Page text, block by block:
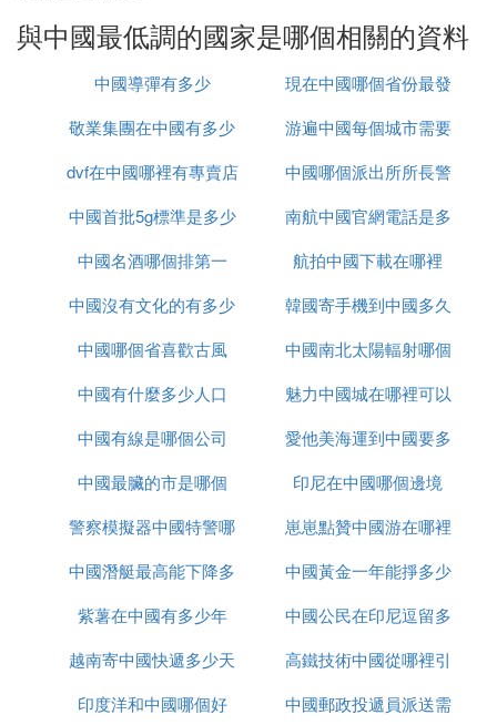
與中國最低調的國家是哪個相關的資料
中國導彈有多少
現在中國哪個省份最發
達
敬業集團在中國有多少
辦事處
游遍中國每個城市需要
多久
dvf在中國哪裡有專賣店
中國哪個派出所所長警
銜最高
中國首批5g標準是多少
南航中國官網電話是多
少錢
中國名酒哪個排第一
航拍中國下載在哪裡
中國沒有文化的有多少
韓國寄手機到中國多久
中國哪個省喜歡古風
中國南北太陽輻射哪個
大
中國有什麼多少人口
魅力中國城在哪裡可以
看
中國有線是哪個公司
愛他美海運到中國要多
久
中國最臟的市是哪個
印尼在中國哪個邊境
警察模擬器中國特警哪
裡下載
崽崽點贊中國游在哪裡
中國潛艇最高能下降多
少米
中國黃金一年能掙多少
錢
紫薯在中國有多少年
中國公民在印尼逗留多
久
越南寄中國快遞多少天
高鐵技術中國從哪裡引
進
印度洋和中國哪個好
中國郵政投遞員派送需